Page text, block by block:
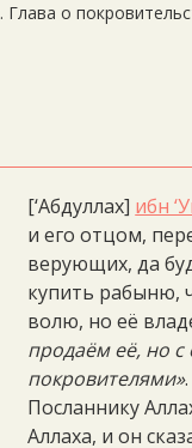
Глава о
[‘Абдуллах] ибн
и его отцом,
верующих, да
купить рабыню,
волю, но её
продаём её, но
покровителями»
Посланнику
Аллаха, и он